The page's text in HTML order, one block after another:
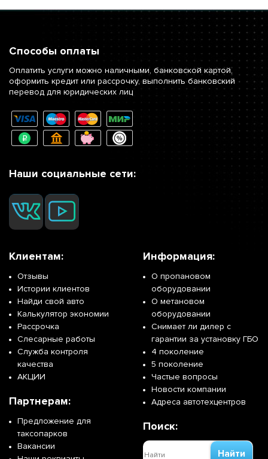
Способы оплаты
Оплатить услуги можно наличными, банковской картой,
оформить кредит или рассрочку, выполнить банковский
перевод для юридических лиц
Наши социальные сети:
Клиентам:
Отзывы
Истории клиентов
Найди свой авто
Калькулятор экономии
Рассрочка
Слесарные работы
Служба контроля
качества
АКЦИИ
Партнерам:
Предложение для
таксопарков
Вакансии
Информация:
О пропановом
оборудовании
О метановом
оборудовании
Снимает ли дилер с
гарантии за установку ГБО
4 поколение
5 поколение
Частые вопросы
Новости компании
Адреса автотехцентров
Поиск:
Найти